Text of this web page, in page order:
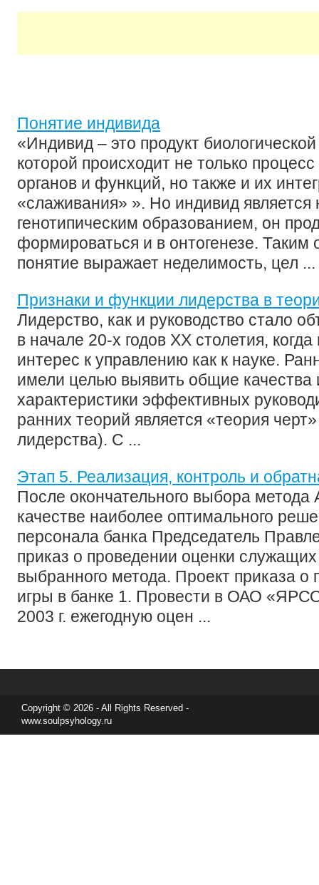
Понятие индивида
«Индивид – это продукт
которой происходит не только
органов и функций, но также и их
«слаживания» ». Но индивид является
генотипическим образованием, он
формироваться и в онтогенезе. Таким
понятие выражает неделимость, цел ...
Признаки и функции лидерства в
Лидерство, как и руководство стало
в начале 20-х годов ХХ столетия,
интерес к управлению как к науке.
имели целью выявить общие качества
характеристики эффективных
ранних теорий является «теория
лидерства). С ...
Этап 5. Реализация, контроль и
После окончательного выбора метода
качестве наиболее оптимального
персонала банка Председатель
приказ о проведении оценки
выбранного метода. Проект приказа о
игры в банке 1. Провести в ОАО
2003 г. ежегодную оцен ...
Copyright © 2026 - All Rights Reserved -
www.soulpsyhology.ru